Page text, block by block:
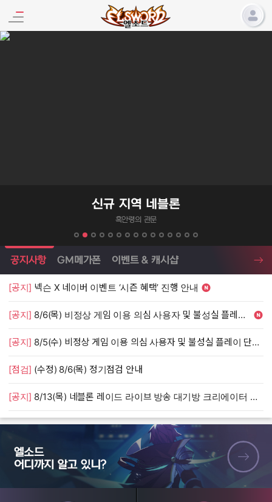
엘소드 프로모션
신규 지역 네블론
흑안령의 관문
엘소드 소식
공지사항 GM메가폰 이벤트 & 캐시샵
[공지] 넥슨 X 네이버 이벤트 ‘시즌 혜택’ 진행 안내
[공지] 8/6(목) 비정상 게임 이용 의심 사용자 및 불성실 플레이 단속 안내
[공지] 8/5(수) 비정상 게임 이용 의심 사용자 및 불성실 플레이 단속 안내
[점검] (수정) 8/6(목) 정기점검 안내
[공지] 8/13(목) 네블론 레이드 라이브 방송 대기방 크리에이터 모집 안내
엘소드 어디까지 알고 있니?